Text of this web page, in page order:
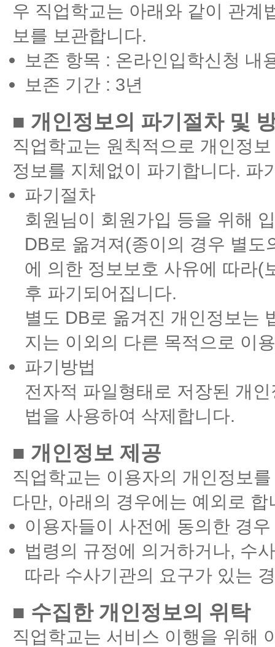
우 직업학교는 아래와 같이 관계
보를 보관합니다.
보존 항목 : 온라인입학신청 내
보존 기간 : 3년
■ 개인정보의 파기절차 및
직업학교는 원칙적으로 개인정
정보를 지체없이 파기합니다. 파
파기절차
회원님이 회원가입 등을 위해
DB로 옮겨져(종이의 경우 별
에 의한 정보보호 사유에 따라(
후 파기되어집니다.
별도 DB로 옮겨진 개인정보는
지는 이외의 다른 목적으로 이
파기방법
전자적 파일형태로 저장된 개
법을 사용하여 삭제합니다.
■ 개인정보 제공
직업학교는 이용자의 개인정보
다만, 아래의 경우에는 예외로 합
이용자들이 사전에 동의한 경우
법령의 규정에 의거하거나, 수
따라 수사기관의 요구가 있는
■ 수집한 개인정보의 위탁
직업학교는 서비스 이행을 위해